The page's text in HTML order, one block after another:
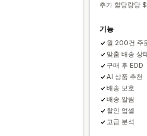
추가 할당량당
기능
월 200건 주
맞춤 배송 상
구매 후 EDD
AI 상품 추천
배송 보호
배송 알림
할인 업셀
고급 분석